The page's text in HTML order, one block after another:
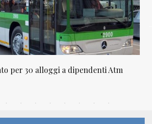
NATUROPATIA IN BREVE 20/01